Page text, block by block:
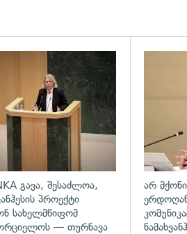
გავა, შესაძლოა,
პროექტი
სახელმწიფომ
— თურნავა
არ